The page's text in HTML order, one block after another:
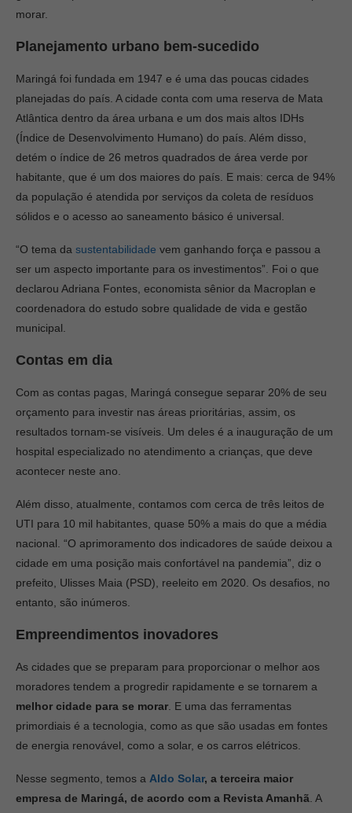
morar.
Planejamento urbano bem-sucedido
Maringá foi fundada em 1947 e é uma das poucas cidades
planejadas do país. A cidade conta com uma reserva de Mata
Atlântica dentro da área urbana e um dos mais altos IDHs
(Índice de Desenvolvimento Humano) do país. Além disso,
detém o índice de 26 metros quadrados de área verde por
habitante, que é um dos maiores do país. E mais: cerca de 94%
da população é atendida por serviços da coleta de resíduos
sólidos e o acesso ao saneamento básico é universal.
“O tema da sustentabilidade vem ganhando força e passou a
ser um aspecto importante para os investimentos”. Foi o que
declarou Adriana Fontes, economista sênior da Macroplan e
coordenadora do estudo sobre qualidade de vida e gestão
municipal.
Contas em dia
Com as contas pagas, Maringá consegue separar 20% de seu
orçamento para investir nas áreas prioritárias, assim, os
resultados tornam-se visíveis. Um deles é a inauguração de um
hospital especializado no atendimento a crianças, que deve
acontecer neste ano.
Além disso, atualmente, contamos com cerca de três leitos de
UTI para 10 mil habitantes, quase 50% a mais do que a média
nacional. “O aprimoramento dos indicadores de saúde deixou a
cidade em uma posição mais confortável na pandemia”, diz o
prefeito, Ulisses Maia (PSD), reeleito em 2020. Os desafios, no
entanto, são inúmeros.
Empreendimentos inovadores
As cidades que se preparam para proporcionar o melhor aos
moradores tendem a progredir rapidamente e se tornarem a
melhor cidade para se morar . E uma das ferramentas
primordiais é a tecnologia, como as que são usadas em fontes
de energia renovável, como a solar, e os carros elétricos.
Nesse segmento, temos a Aldo Solar, a terceira maior
empresa de Maringá, de acordo com a Revista Amanhã . A